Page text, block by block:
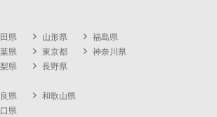
県 山形県
福島県
県 東京都
神奈川県
県
長野県
県
和歌山県
県